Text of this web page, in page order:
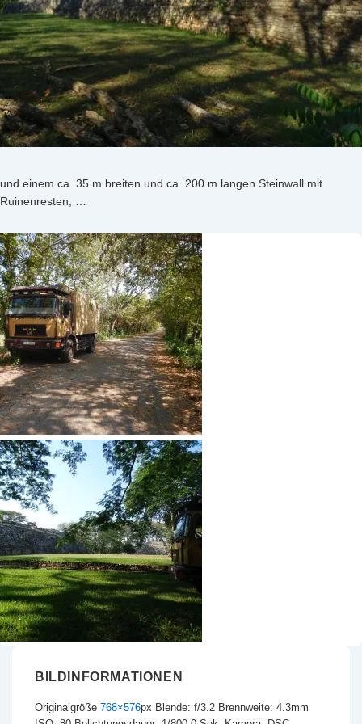
und einem ca. 35 m breiten und ca. 200 m langen Steinwall mit
Ruinenresten, …
BILDINFORMATIONEN
Originalgröße 768×576px Blende: f/3.2 Brennweite: 4.3mm